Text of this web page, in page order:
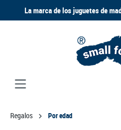
principal
La marca de los juguetes de
Regalos Por edad